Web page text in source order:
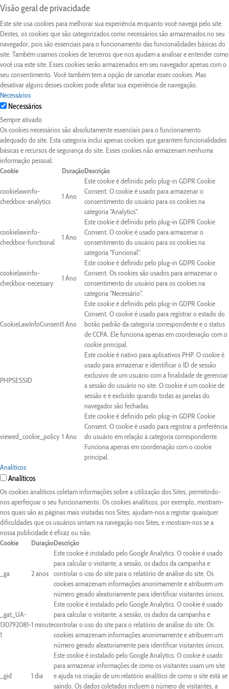
Visão geral de privacidade
Este site usa cookies para melhorar sua experiência enquanto você navega pelo site.
Destes, os cookies que são categorizados como necessários são armazenados no seu
navegador, pois são essenciais para o funcionamento das funcionalidades básicas do
site. Também usamos cookies de terceiros que nos ajudam a analisar e entender como
você usa este site. Esses cookies serão armazenados em seu navegador apenas com o
seu consentimento. Você também tem a opção de cancelar esses cookies. Mas
desativar alguns desses cookies pode afetar sua experiência de navegação.
Necessários
Necessários
Sempre ativado
Os cookies necessários são absolutamente essenciais para o funcionamento
adequado do site. Esta categoria inclui apenas cookies que garantem funcionalidades
básicas e recursos de segurança do site. Esses cookies não armazenam nenhuma
informação pessoal.
Cookie
DuraçãoDescrição
cookielawinfo-
checkbox-analytics
1 Ano
Este cookie é definido pelo plug-in GDPR Cookie
Consent. O cookie é usado para armazenar o
consentimento do usuário para os cookies na
categoria "Analytics".
cookielawinfo-
checkbox-functional
1 Ano
Este cookie é definido pelo plug-in GDPR Cookie
Consent. O cookie é usado para armazenar o
consentimento do usuário para os cookies na
categoria "Funcional".
cookielawinfo-
checkbox-necessary
1 Ano
Este cookie é definido pelo plug-in GDPR Cookie
Consent. Os cookies são usados para armazenar o
consentimento do usuário para os cookies na
categoria "Necessário".
CookieLawInfoConsent1 Ano
Este cookie é definido pelo plug-in GDPR Cookie
Consent. O cookie é usado para registrar o estado do
botão padrão da categoria correspondente e o status
de CCPA. Ele funciona apenas em coordenação com o
cookie principal.
PHPSESSID
Este cookie é nativo para aplicativos PHP. O cookie é
usado para armazenar e identificar o ID de sessão
exclusivo de um usuário com a finalidade de gerenciar
a sessão do usuário no site. O cookie é um cookie de
sessão e é excluído quando todas as janelas do
navegador são fechadas.
viewed_cookie_policy 1 Ano
Este cookie é definido pelo plug-in GDPR Cookie
Consent. O cookie é usado para registrar a preferência
do usuário em relação à categoria correspondente.
Funciona apenas em coordenação com o cookie
principal.
Analíticos
Analíticos
Os cookies analíticos coletam informações sobre a utilização dos Sites, permitindo-
nos aperfeiçoar o seu funcionamento. Os cookies analíticos, por exemplo, mostram-
nos quais são as páginas mais visitadas nos Sites, ajudam-nos a registar quaisquer
dificuldades que os usuários sintam na navegação nos Sites, e mostram-nos se a
nossa publicidade é eficaz ou não.
Cookie
DuraçãoDescrição
_ga 2 anos
Este cookie é instalado pelo Google Analytics. O cookie é usado
para calcular o visitante, a sessão, os dados da campanha e
controlar o uso do site para o relatório de análise do site. Os
cookies armazenam informações anonimamente e atribuem um
número gerado aleatoriamente para identificar visitantes únicos.
_gat_UA-
130792081-
1
1 minute
Este cookie é instalado pelo Google Analytics. O cookie é usado
para calcular o visitante, a sessão, os dados da campanha e
controlar o uso do site para o relatório de análise do site. Os
cookies armazenam informações anonimamente e atribuem um
número gerado aleatoriamente para identificar visitantes únicos.
_gid 1 dia
Este cookie é instalado pelo Google Analytics. O cookie é usado
para armazenar informações de como os visitantes usam um site
e ajuda na criação de um relatório analítico de como o site está se
saindo. Os dados coletados incluem o número de visitantes, a